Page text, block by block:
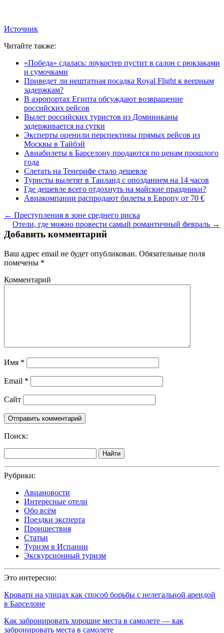
Источник
Читайте также:
«Победа» сдалась: лоукостер пустит в салон с рюкзаками
и сумочками
Приведет ли нештатная посадка Royal Flight к веерным
задержкам?
В аэропортах Египта обсуждают возвращение
российских рейсов
Вылет российских туристов из Доминиканы
задерживается на сутки
Эксперты оценили перспективы прямых рейсов из
Москвы в Тайбэй
Авиабилеты в Барселону продаются по ценам прошлого
года
Слетать на Тенерифе стало дешевле
Туристы вылетят в Таиланд с опозданием на 14 часов
Где дешевле всего отдохнуть на майские праздники?
Авиакомпании распродают билеты в Европу от 70 €
← Преступления в зоне среднего риска
Отели, где можно провести самый романтичный февраль →
Добавить комментарий
Ваш адрес email не будет опубликован. Обязательные поля
помечены *
Комментарий
Имя *
Email *
Сайт
Поиск:
Найти
Рубрики:
Авиановости
Интересные отели
Обо всём
Поездки эксперта
Проишествия
Статьи
Туризм в Испании
Экскурсионный туризм
Это интересно:
Кровати на улицах как способ борьбы с нелегальной арендой
в Барселоне
Как забронировать хорошие места в самолете — как
забронировать места в самолете